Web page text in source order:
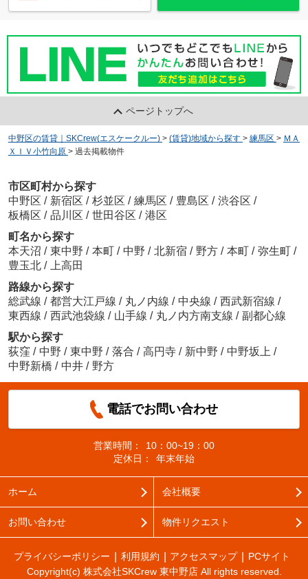
ページトップへ
中野区の賃貸｜SKCrew(エスケークルー) > (賃貸)地域から探す > 練馬区 > ＭＡ
ＸＩＶ小竹向原 > 過去掲載物件
市区町村から探す
中野区 / 新宿区 / 杉並区 / 練馬区 / 豊島区 / 渋谷区 /
板橋区 / 品川区 / 世田谷区 / 港区
町名から探す
本天沼 / 東中野 / 本町 / 中野 / 北新宿 / 野方 / 本町 / 弥生町 /
豊玉北 /
上高田
路線から探す
総武線 / 都営大江戸線 / 丸ノ内線 / 中央線 / 西武新宿線 /
東西線 / 西武池袋線 / 山手線 / 丸ノ内方南支線 / 副都心線
駅から探す
荻窪 / 中野 / 東中野 / 落合 / 高円寺 / 新中野 / 中野坂上 /
中野新橋 / 中井 / 野方
電話でお問い合わせ
営業時間：
10：00~19：00
定休日：
年末年始
ホーム 会社概要
お問い合わせ 物件リクエスト
プライバシーポリシー 利用規約 アクセスマップ
PCサイト
Copyright(c) 株式会社SKCrew 東中野店 All rights reserved.